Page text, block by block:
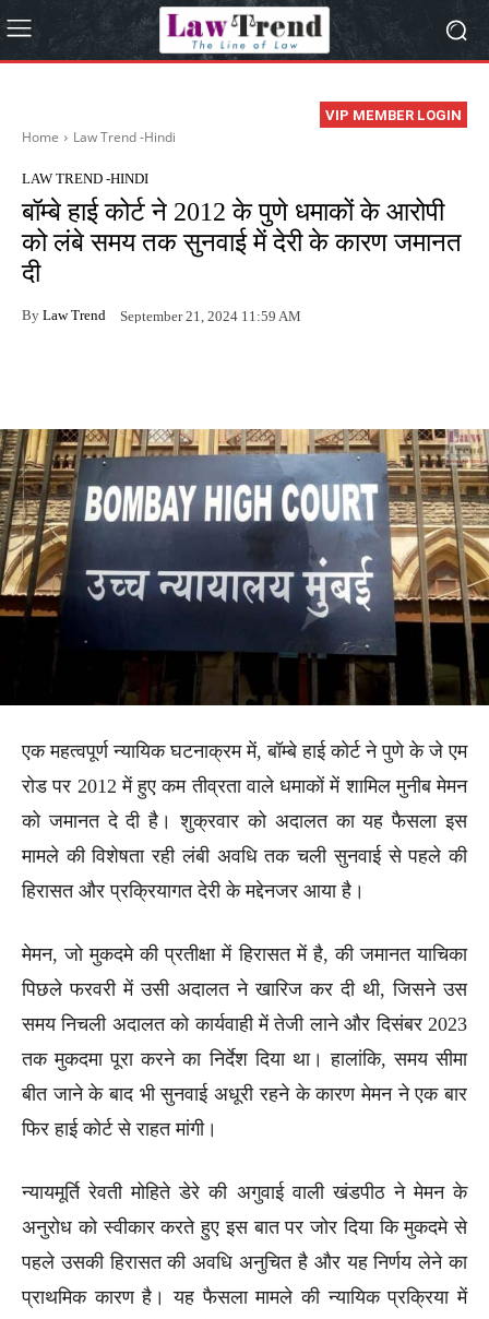
VIP MEMBER LOGIN
Home Law Trend -Hindi
LAW TREND -HINDI
बॉम्बे हाई कोर्ट ने 2012 के पुणे धमाकों के आरोपी
को लंबे समय तक सुनवाई में देरी के कारण जमानत
दी
By Law Trend September 21, 2024 11:59 AM
एक महत्वपूर्ण न्यायिक घटनाक्रम में, बॉम्बे हाई कोर्ट ने पुणे के जे एम
रोड पर 2012 में हुए कम तीव्रता वाले धमाकों में शामिल मुनीब मेमन
को जमानत दे दी है। शुक्रवार को अदालत का यह फैसला इस
मामले की विशेषता रही लंबी अवधि तक चली सुनवाई से पहले की
हिरासत और प्रक्रियागत देरी के मद्देनजर आया है।
मेमन, जो मुकदमे की प्रतीक्षा में हिरासत में है, की जमानत याचिका
पिछले फरवरी में उसी अदालत ने खारिज कर दी थी, जिसने उस
समय निचली अदालत को कार्यवाही में तेजी लाने और दिसंबर 2023
तक मुकदमा पूरा करने का निर्देश दिया था। हालांकि, समय सीमा
बीत जाने के बाद भी सुनवाई अधूरी रहने के कारण मेमन ने एक बार
फिर हाई कोर्ट से राहत मांगी।
न्यायमूर्ति रेवती मोहिते डेरे की अगुवाई वाली खंडपीठ ने मेमन के
अनुरोध को स्वीकार करते हुए इस बात पर जोर दिया कि मुकदमे से
पहले उसकी हिरासत की अवधि अनुचित है और यह निर्णय लेने का
प्राथमिक कारण है। यह फैसला मामले की न्यायिक प्रक्रिया में